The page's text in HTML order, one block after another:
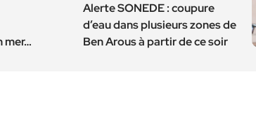
mer…
Alerte SONEDE : coupure
d’eau dans plusieurs zones de
Ben Arous à partir de ce soir